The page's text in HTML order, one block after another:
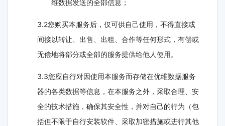
维数据发送的全部信息；
3.2您购买本服务后，仅可供自己使用，不得直接或
间接以转让、出售、出租、合作等任何形式，有偿或
无偿地将部分或全部的服务提供给他人使用。
3.3您应自行对因使用本服务而存储在优维数据服务
器的各类数据等信息，在本服务之外，采取合理、安
全的技术措施，确保其安全性，并对自己的行为（包
括但不限于自行安装软件、采取加密措施或进行其他